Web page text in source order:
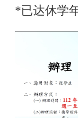
*已达休学